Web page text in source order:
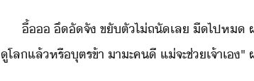
ื้​​ ​ึั​จั​ ​ขัตั​ไ่​ถั​เล​ ​ื​ไป​ห​
ู​โล​แล้​หรื​ุตร​ข้า​ ​าะ​คี​ ​แ่​จะ​ช่​เจ้า​เ